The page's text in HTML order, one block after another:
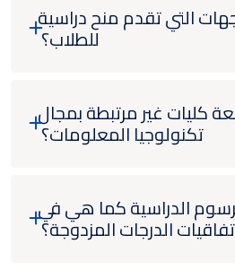
التي تقدم منح دراسية
للطلاب؟
كليات غير مرتبطة بمجال
تكنولوجيا المعلومات؟
الدراسية كما هي في
الدرجات المزدوجة؟